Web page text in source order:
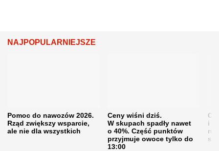
NAJPOPULARNIEJSZE
Pomoc do nawozów 2026.
Rząd zwiększy wsparcie,
ale nie dla wszystkich
Ceny wiśni dziś.
W skupach spadły nawet
o 40%. Część punktów
przyjmuje owoce tylko do
13:00
i